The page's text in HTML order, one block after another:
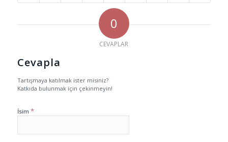
0
CEVAPLAR
Cevapla
Tartışmaya katılmak ister misiniz?
Katkıda bulunmak için çekinmeyin!
İsim *